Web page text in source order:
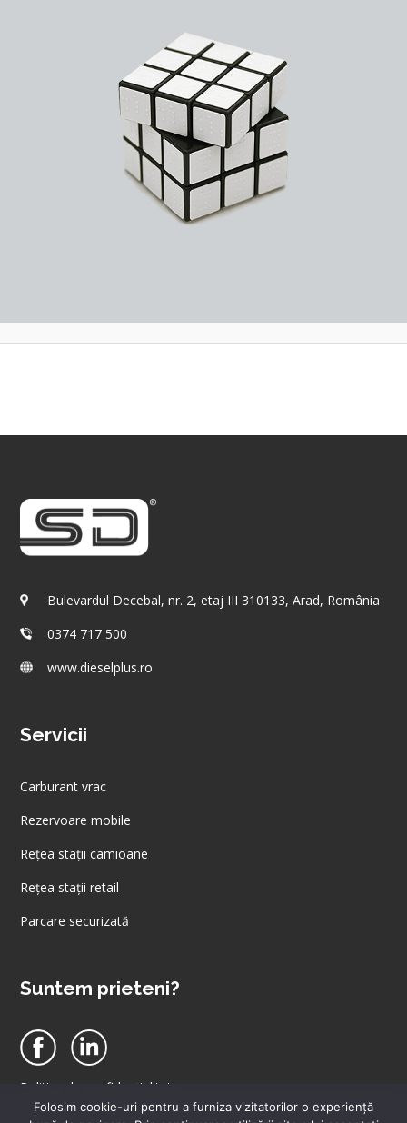
Bulevardul Decebal, nr. 2, etaj III 310133, Arad, România
0374 717 500
www.dieselplus.ro
Servicii
Carburant vrac
Rezervoare mobile
Rețea stații camioane
Rețea stații retail
Parcare securizată
Suntem prieteni?
Politica de confidențialitate
Politica de cookies
Folosim cookie-uri pentru a furniza vizitatorilor o experienţă